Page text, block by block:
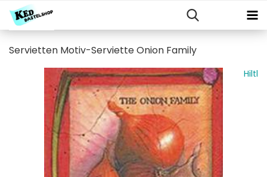
Servietten Motiv-Serviette Onion Family
Hiltl